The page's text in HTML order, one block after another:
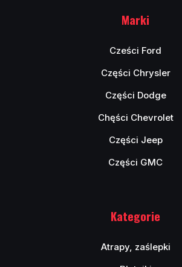
Marki
Cześci Ford
Części Chrysler
Części Dodge
Chęści Chevrolet
Części Jeep
Części GMC
Kategorie
Atrapy, zaślepki